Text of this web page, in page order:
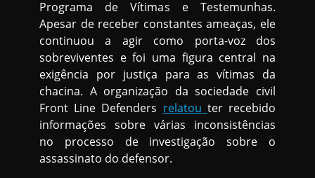
Programa de Vítimas e Testemunhas.
Apesar de receber constantes ameaças, ele
continuou a agir como porta-voz dos
sobreviventes e foi uma figura central na
exigência por justiça para as vítimas da
chacina. A organização da sociedade civil
Front Line Defenders relatou ter recebido
informações sobre várias inconsistências
no processo de investigação sobre o
assassinato do defensor.